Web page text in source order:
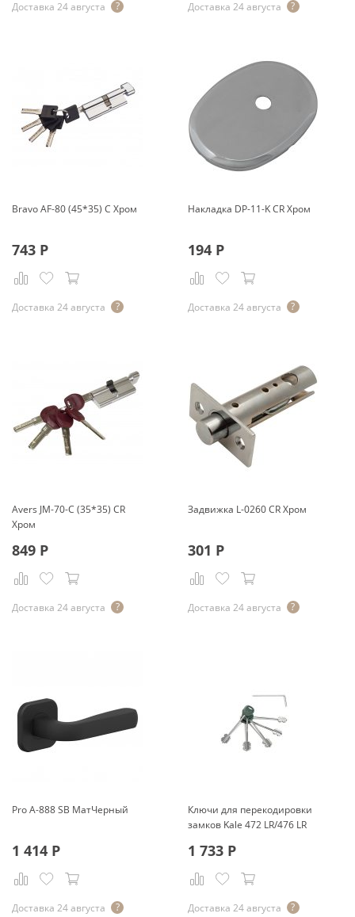
Доставка 24 августа Доставка 24 августа
Bravo AF-80 (45*35) C Хром
743 Р
Доставка 24 августа
Накладка DP-11-K CR Хром
194Р
Доставка 24 августа
Avers JМ-70-С (35*35) CR
Хром
849 Р
Доставка 24 августа
Задвижка L-0260 CR Хром
301 Р
Доставка 24 августа
Pro A-888 SB МатЧерный
1 414 Р
Доставка 24 августа
Ключи для перекодировки
замков Kale 472 LR/476 LR
1 733Р
Доставка 24 августа